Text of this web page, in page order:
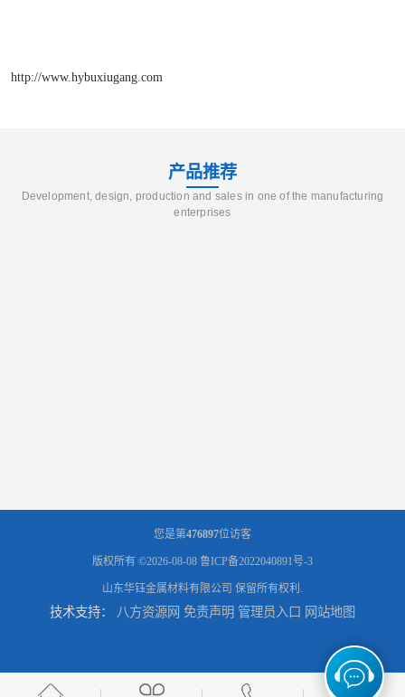
http://www.hybuxiugang.com
产品推荐
Development, design, production and sales in one of the manufacturing
enterprises
您是第476897位访客
版权所有 ©2026-08-08 鲁ICP备2022040891号-3
山东华钰金属材料有限公司 保留所有权利.
技术支持： 八方资源网 免责声明 管理员入口 网站地图